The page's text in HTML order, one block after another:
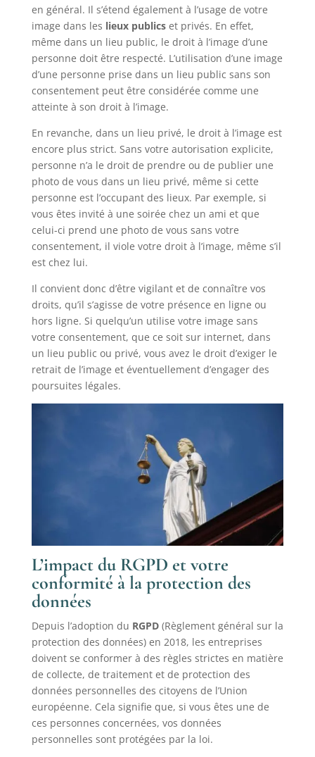
en général. Il s’étend également à l’usage de votre
image dans les lieux publicset privés. En effet,
même dans un lieu public, le droit à l’image d’une
personne doit être respecté. L’utilisation d’une image
d’une personne prise dans un lieu public sans son
consentement peut être considérée comme une
atteinte à son droit à l’image.
En revanche, dans un lieu privé, le droit à l’image est
encore plus strict. Sans votre autorisation explicite,
personne n’a le droit de prendre ou de publier une
photo de vous dans un lieu privé, même si cette
personne est l’occupant des lieux. Par exemple, si
vous êtes invité à une soirée chez un ami et que
celui-ci prend une photo de vous sans votre
consentement, il viole votre droit à l’image, même s’il
est chez lui.
Il convient donc d’être vigilant et de connaître vos
droits, qu’il s’agisse de votre présence en ligne ou
hors ligne. Si quelqu’un utilise votre image sans
votre consentement, que ce soit sur internet, dans
un lieu public ou privé, vous avez le droit d’exiger le
retrait de l’image et éventuellement d’engager des
poursuites légales.
L’impact du RGPD et votre
conformité à la protection des
données
Depuis l’adoption du RGPD(Règlement général sur la
protection des données) en 2018, les entreprises
doivent se conformer à des règles strictes en matière
de collecte, de traitement et de protection des
données personnelles des citoyens de l’Union
européenne. Cela signifie que, si vous êtes une de
ces personnes concernées, vos données
personnelles sont protégées par la loi.